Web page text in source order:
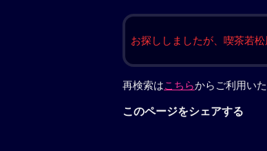
お探ししましたが、喫茶若
再検索はこちらからご利用いた
このページをシェアする